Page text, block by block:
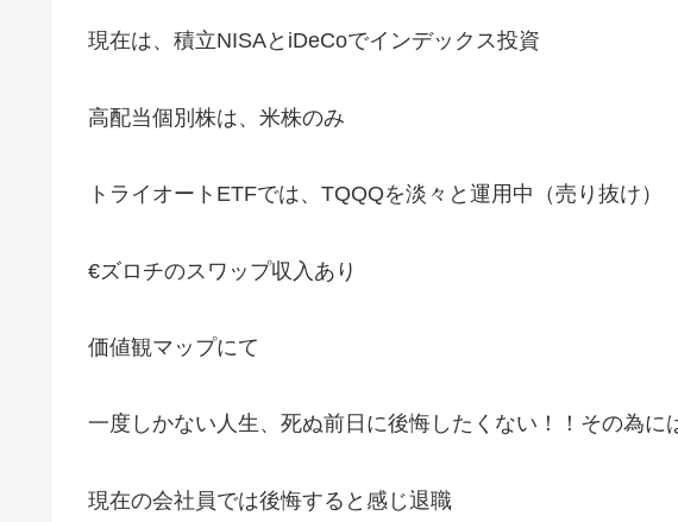
現在は、積立NISAとiDeCoでインデックス投資
高配当個別株は、米株のみ
トライオートETFでは、TQQQを淡々と運用中（売り抜け）
€ズロチのスワップ収入あり
価値観マップにて
一度しかない人生、死ぬ前日に後悔したくない！！その為に
現在の会社員では後悔すると感じ退職